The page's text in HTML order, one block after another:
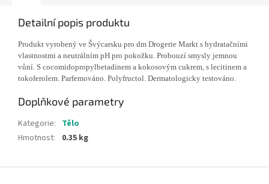
Detailní popis produktu
Produkt vyrobený ve Švýcarsku pro dm Drogerie Markt s hydratačními
vlastnostmi a neutrálním pH pro pokožku. Probouzí smysly jemnou
vůní. S cocomidopropylbetadinem a kokosovým cukrem, s lecitinem a
tokoferolem. Parfemováno. Polyfructol. Dermatologicky testováno.
Doplňkové parametry
Kategorie: Tělo
Hmotnost: 0.35 kg